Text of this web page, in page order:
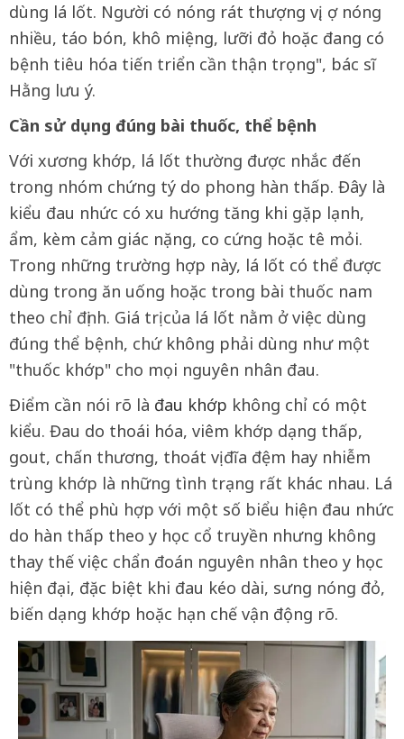
dùng lá lốt. Người có nóng rát thượng vị, ợ nóng
nhiều, táo bón, khô miệng, lưỡi đỏ hoặc đang có
bệnh tiêu hóa tiến triển cần thận trọng", bác sĩ
Hằng lưu ý.
Cần sử dụng đúng bài thuốc, thể bệnh
Với xương khớp, lá lốt thường được nhắc đến
trong nhóm chứng tý do phong hàn thấp. Đây là
kiểu đau nhức có xu hướng tăng khi gặp lạnh,
ẩm, kèm cảm giác nặng, co cứng hoặc tê mỏi.
Trong những trường hợp này, lá lốt có thể được
dùng trong ăn uống hoặc trong bài thuốc nam
theo chỉ định. Giá trị của lá lốt nằm ở việc dùng
đúng thể bệnh, chứ không phải dùng như một
"thuốc khớp" cho mọi nguyên nhân đau.
Điểm cần nói rõ là đau khớp không chỉ có một
kiểu. Đau do thoái hóa, viêm khớp dạng thấp,
gout, chấn thương, thoát vị đĩa đệm hay nhiễm
trùng khớp là những tình trạng rất khác nhau. Lá
lốt có thể phù hợp với một số biểu hiện đau nhức
do hàn thấp theo y học cổ truyền nhưng không
thay thế việc chẩn đoán nguyên nhân theo y học
hiện đại, đặc biệt khi đau kéo dài, sưng nóng đỏ,
biến dạng khớp hoặc hạn chế vận động rõ.